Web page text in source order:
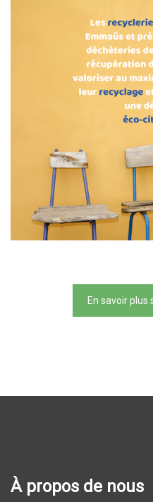
En savoir plus
À propos de nous